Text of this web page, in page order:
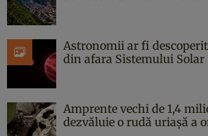
Astronomii ar fi
din afara Sistemului Solar
Amprente vechi de 1,4
dezvăluie o rudă uriașă a